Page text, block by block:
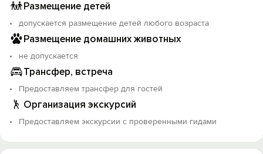
Размещение детей
допускается размещение детей любого возраста
Размещение домашних животных
не допускается
Трансфер, встреча
Предоставляем трансфер для гостей
Организация экскурсий
Предоставляем экскурсии с проверенными гидами